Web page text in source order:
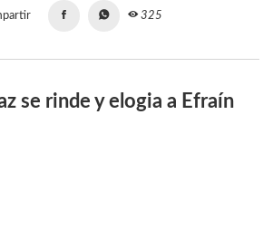
325
se rinde y elogia a Efraín